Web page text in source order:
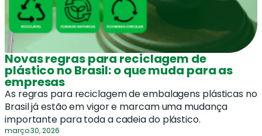
Novas regras para reciclagem de
plástico no Brasil: o que muda para as
empresas
As regras para reciclagem de embalagens plásticas no
Brasil já estão em vigor e marcam uma mudança
importante para toda a cadeia do plástico.
março 30, 2026